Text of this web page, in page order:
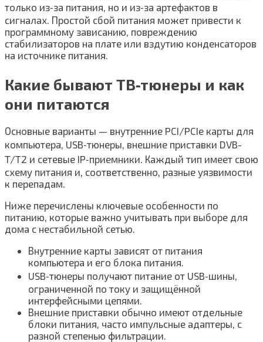
только из‑за питания, но и из‑за артефактов в
сигналах. Простой сбой питания может привести к
программному зависанию, повреждению
стабилизаторов на плате или вздутию конденсаторов
на источнике питания.
Какие бывают ТВ‑тюнеры и как
они питаются
Основные варианты — внутренние PCI/PCIe карты для
компьютера, USB‑тюнеры, внешние приставки DVB-
T/T2 и сетевые IP‑приемники. Каждый тип имеет свою
схему питания и, соответственно, разные уязвимости
к перепадам.
Ниже перечислены ключевые особенности по
питанию, которые важно учитывать при выборе для
дома с нестабильной сетью.
Внутренние карты зависят от питания
компьютера и его блока питания.
USB‑тюнеры получают питание от USB‑шины,
ограниченной по току и защищённой
интерфейсными цепями.
Внешние приставки обычно имеют отдельные
блоки питания, часто импульсные адаптеры, с
разной степенью фильтрации.